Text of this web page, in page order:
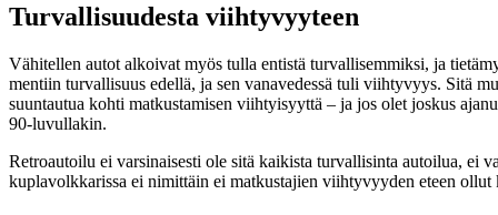
Turvallisuudesta viihtyvyyteen
Vähitellen autot alkoivat myös tulla entistä turvallisemmiksi, ja
mentiin turvallisuus edellä, ja sen vanavedessä tuli viihtyvyys. Sitä
suuntautua kohti matkustamisen viihtyisyyttä – ja jos olet joskus
90-luvullakin.
Retroautoilu ei varsinaisesti ole sitä kaikista turvallisinta autoilua, ei
kuplavolkkarissa ei nimittäin ei matkustajien viihtyvyyden eteen